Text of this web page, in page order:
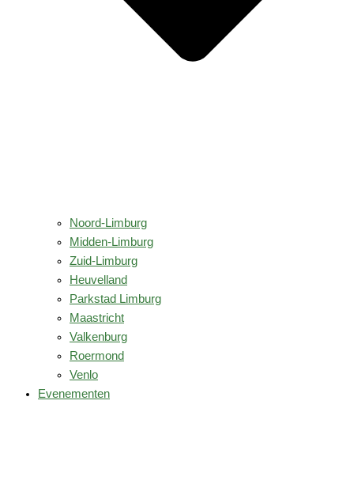
Noord-Limburg
Midden-Limburg
Zuid-Limburg
Heuvelland
Parkstad Limburg
Maastricht
Valkenburg
Roermond
Venlo
Evenementen